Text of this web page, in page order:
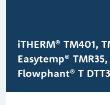
iTHERM® TM401,
Easytemp®
Flowphant® T